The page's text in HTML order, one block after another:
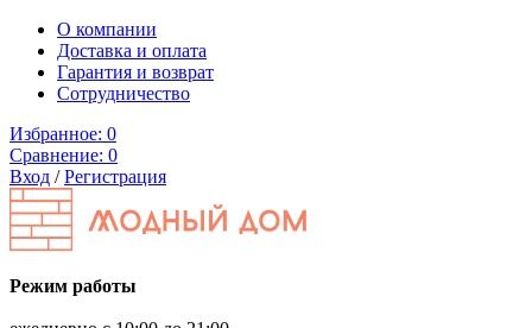
О компании
Доставка и оплата
Гарантия и возврат
Сотрудничество
Избранное: 0
Сравнение: 0
Вход /Регистрация
Режим работы